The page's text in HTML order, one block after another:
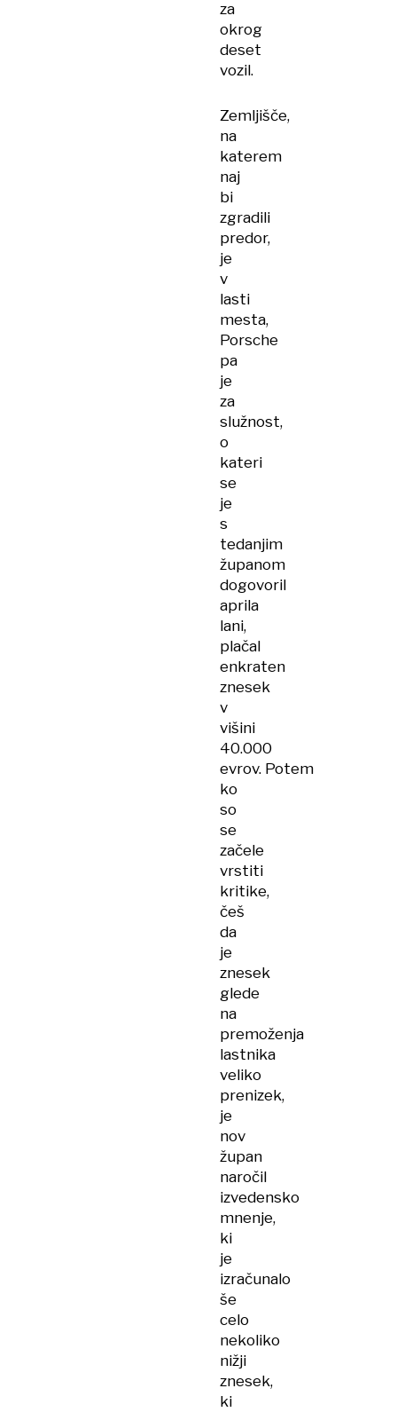
za
okrog
deset
vozil.
Zemljišče,
na
katerem
naj
bi
zgradili
predor,
je
v
lasti
mesta,
Porsche
pa
je
za
služnost,
o
kateri
se
je
s
tedanjim
županom
dogovoril
aprila
lani,
plačal
enkraten
znesek
v
višini
40.000
evrov. Potem
ko
so
se
začele
vrstiti
kritike,
češ
da
je
znesek
glede
na
premoženja
lastnika
veliko
prenizek,
je
nov
župan
naročil
izvedensko
mnenje,
ki
je
izračunalo
še
celo
nekoliko
nižji
znesek,
ki